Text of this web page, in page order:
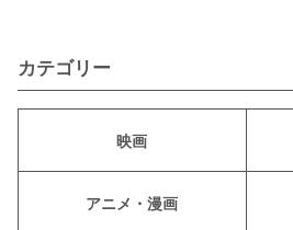
カテゴリー
映画
アニメ・漫画